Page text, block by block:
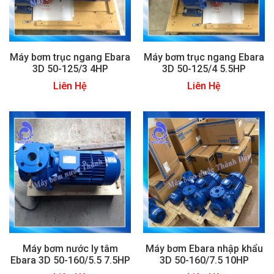
Máy bơm trục ngang Ebara
3D 50-125/3 4HP
Liên Hệ
Máy bơm trục ngang Ebara
3D 50-125/4 5.5HP
Liên Hệ
Máy bơm nước ly tâm
Ebara 3D 50-160/5.5 7.5HP
Máy bơm Ebara nhập khẩu
3D 50-160/7.5 10HP